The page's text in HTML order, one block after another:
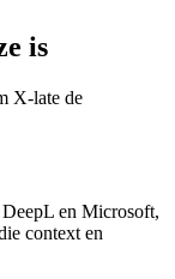
is
X-late de
en Microsoft,
context en